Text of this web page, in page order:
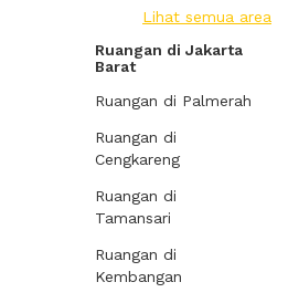
Lihat semua area
Ruangan di Jakarta
Barat
Ruangan di Palmerah
Ruangan di
Cengkareng
Ruangan di
Tamansari
Ruangan di
Kembangan